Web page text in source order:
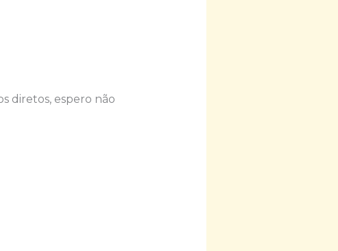
diretos, espero não